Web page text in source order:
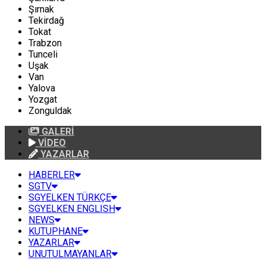
Şırnak
Tekirdağ
Tokat
Trabzon
Tunceli
Uşak
Van
Yalova
Yozgat
Zonguldak
GALERİ
VİDEO
YAZARLAR
HABERLER
SGTV
SGYELKEN TÜRKÇE
SGYELKEN ENGLISH
NEWS
KUTUPHANE
YAZARLAR
UNUTULMAYANLAR